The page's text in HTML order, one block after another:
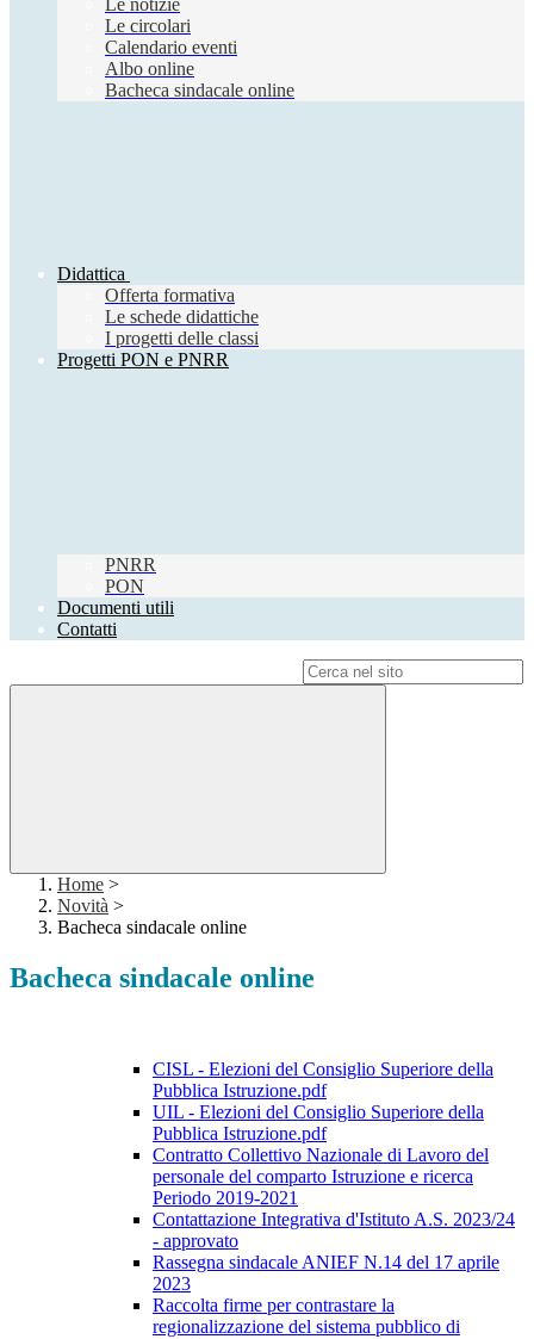
Le notizie
Le circolari
Calendario eventi
Albo online
Bacheca sindacale online
Didattica
Offerta formativa
Le schede didattiche
I progetti delle classi
Progetti PON e PNRR
PNRR
PON
Documenti utili
Contatti
Home >
Novità >
Bacheca sindacale online
Bacheca sindacale online
CISL - Elezioni del Consiglio Superiore della
Pubblica Istruzione.pdf
UIL - Elezioni del Consiglio Superiore della
Pubblica Istruzione.pdf
Contratto Collettivo Nazionale di Lavoro del
personale del comparto Istruzione e ricerca
Periodo 2019-2021
Contattazione Integrativa d'Istituto A.S. 2023/24
- approvato
Rassegna sindacale ANIEF N.14 del 17 aprile
2023
Raccolta firme per contrastare la
regionalizzazione del sistema pubblico di